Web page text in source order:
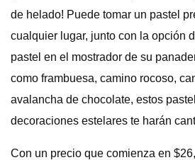
de helado! Puede tomar un pastel
cualquier lugar, junto con la opción
pastel en el mostrador de su
como frambuesa, camino rocoso,
avalancha de chocolate, estos
decoraciones estelares te harán
Con un precio que comienza en